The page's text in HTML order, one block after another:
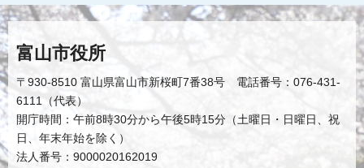
富山市役所
〒930-8510 富山県富山市新桜町7番38号 電話番号：076-431-
6111（代表）
開庁時間：午前8時30分から午後5時15分（土曜日・日曜日、祝
日、年末年始を除く）
法人番号：9000020162019